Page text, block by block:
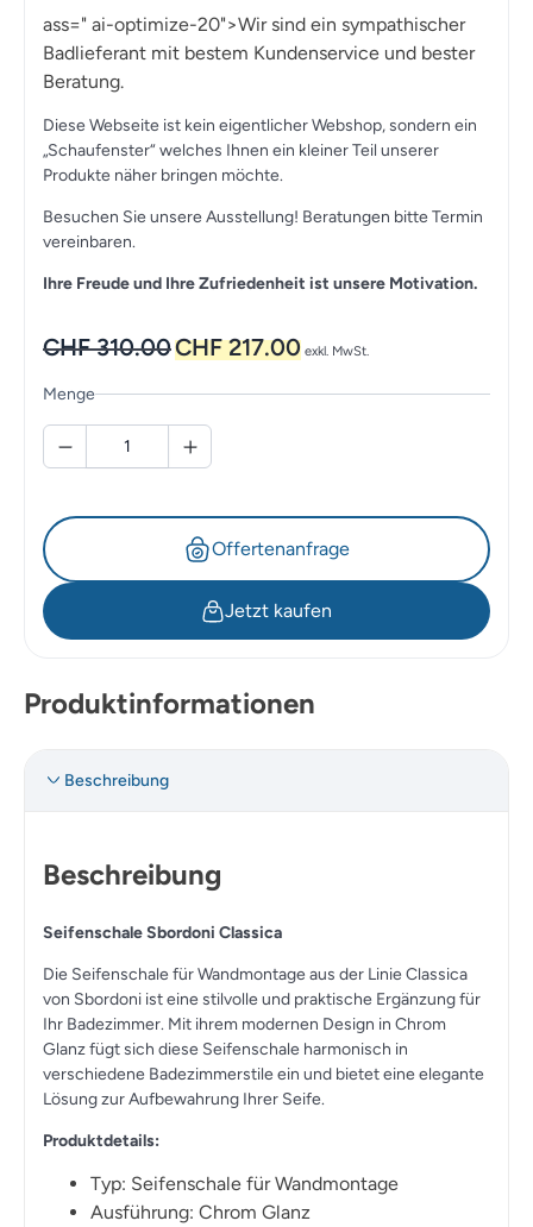
ass=" ai-optimize-20">Wir sind ein sympathischer
Badlieferant mit bestem Kundenservice und bester
Beratung.
Diese Webseite ist kein eigentlicher Webshop, sondern ein
„Schaufenster“ welches Ihnen ein kleiner Teil unserer
Produkte näher bringen möchte.
Besuchen Sie unsere Ausstellung! Beratungen bitte Termin
vereinbaren.
Ihre Freude und Ihre Zufriedenheit ist unsere Motivation.
CHF310.00Ursprünglicher
Preis
war:
CHF217.00Aktueller
Preis
ist:
exkl. MwSt.
Menge
Offertenanfrage
Jetzt kaufen
Produktinformationen
Beschreibung
Beschreibung
Seifenschale Sbordoni Classica
Die Seifenschale für Wandmontage aus der Linie Classica
von Sbordoni ist eine stilvolle und praktische Ergänzung für
Ihr Badezimmer. Mit ihrem modernen Design in Chrom
Glanz fügt sich diese Seifenschale harmonisch in
verschiedene Badezimmerstile ein und bietet eine elegante
Lösung zur Aufbewahrung Ihrer Seife.
Produktdetails:
Typ: Seifenschale für Wandmontage
Ausführung: Chrom Glanz